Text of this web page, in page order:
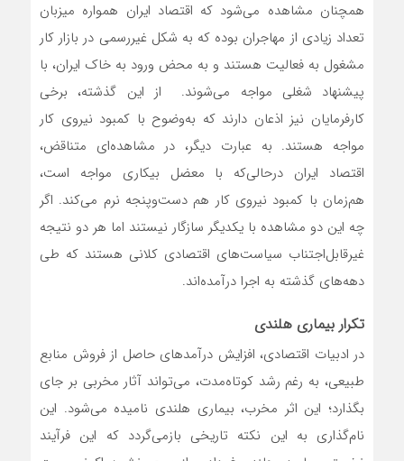
همچنان مشاهده می‌شود که اقتصاد ایران همواره میزبان
تعداد زیادی از مهاجران بوده که به شکل غیررسمی در بازار کار
مشغول به فعالیت هستند و به محض ورود به خاک ایران، با
پیشنهاد شغلی مواجه می‌شوند. از این گذشته، برخی
کارفرمایان نیز اذعان دارند که به‌وضوح با کمبود نیروی کار
مواجه هستند. به عبارت دیگر، در مشاهده‌ای متناقض،
اقتصاد ایران در‌حالی‌که با معضل بیکاری مواجه است،
هم‌زمان با کمبود نیروی کار هم دست‌وپنجه نرم می‌کند. اگر
چه این دو مشاهده با یکدیگر سازگار نیستند اما هر دو نتیجه
غیرقابل‌اجتناب سیاست‌های اقتصادی کلانی هستند که طی
دهه‌های گذشته به اجرا درآمده‌اند.
تکرار بیماری هلندی
در ادبیات اقتصادی، افزایش درآمدهای حاصل از فروش منابع
طبیعی، به رغم رشد کوتاه‌مدت، می‌تواند آثار مخربی بر جای
بگذارد؛ این اثر مخرب، بیماری هلندی نامیده می‌شود. این
نام‌گذاری به این نکته تاریخی بازمی‌گردد که این فرآیند